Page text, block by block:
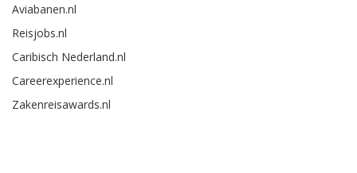
Aviabanen.nl
Reisjobs.nl
Caribisch Nederland.nl
Careerexperience.nl
Zakenreisawards.nl